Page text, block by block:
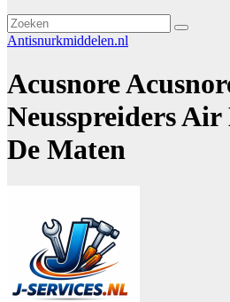
Antisnurkmiddelen.nl
Acusnore
Neusspreiders
De Maten